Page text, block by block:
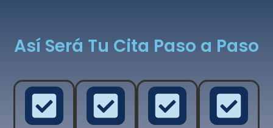
Así Será Tu Cita Paso a Paso